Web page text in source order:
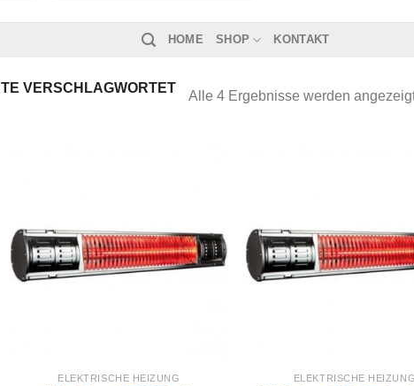
HOME SHOP KONTAKT
VERSCHLAGWORTET
Alle 4 Ergebnisse werden
ELEKTRISCHE HEIZUNG ELEKTRISCHE HEIZUNG